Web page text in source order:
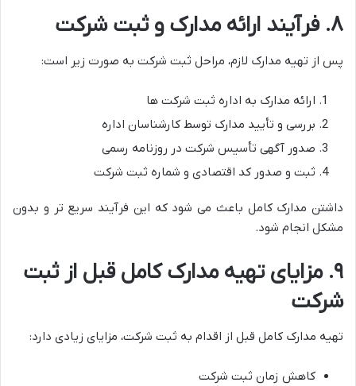
۸. فرآیند ارائه مدارک و ثبت شرکت
پس از تهیه مدارک لازم، مراحل ثبت شرکت به صورت زیر است:
ارائه مدارک به اداره ثبت شرکت ها
بررسی و تأیید مدارک توسط کارشناسان اداره
صدور آگهی تأسیس شرکت در روزنامه رسمی
ثبت و صدور کد اقتصادی و شماره ثبت شرکت
داشتن مدارک کامل باعث می شود که این فرآیند سریع تر و بدون
مشکل انجام شود.
۹. مزایای تهیه مدارک کامل قبل از ثبت
شرکت
تهیه مدارک کامل قبل از اقدام به ثبت شرکت، مزایای زیادی دارد:
کاهش زمان ثبت شرکت